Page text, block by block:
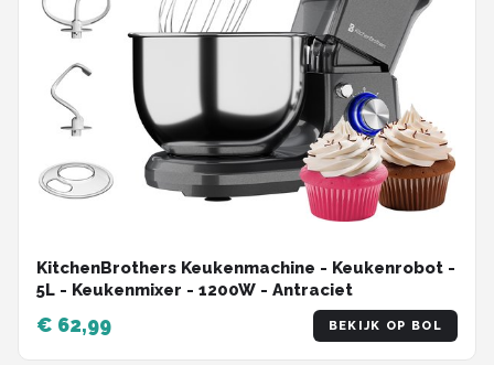
KitchenBrothers Keukenmachine - Keukenrobot -
5L - Keukenmixer - 1200W - Antraciet
€ 62,99 BEKIJK OP BOL